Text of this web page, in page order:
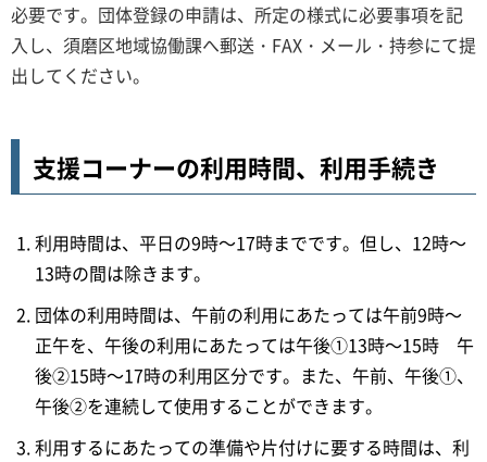
必要です。団体登録の申請は、所定の様式に必要事項を記
入し、須磨区地域協働課へ郵送・FAX・メール・持参にて提
出してください。
支援コーナーの利用時間、利用手続き
利用時間は、平日の9時～17時までです。但し、12時～
13時の間は除きます。
団体の利用時間は、午前の利用にあたっては午前9時～
正午を、午後の利用にあたっては午後①13時～15時 午
後②15時～17時の利用区分です。また、午前、午後①、
午後②を連続して使用することができます。
利用するにあたっての準備や片付けに要する時間は、利